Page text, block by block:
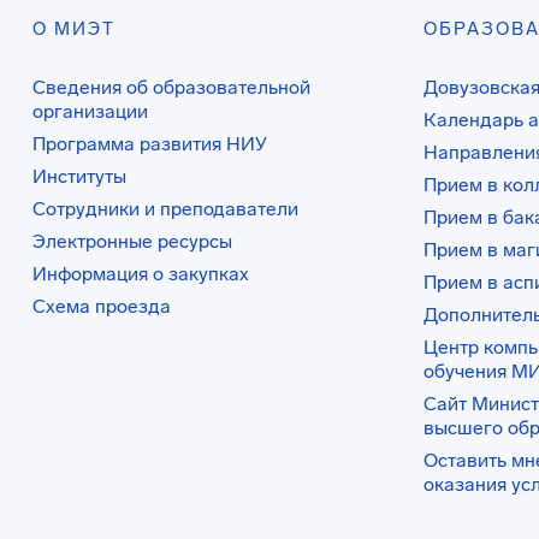
О МИЭТ
Сведения об образовательной
организации
Программа развития НИУ
Институты
Сотрудники и преподаватели
Электронные ресурсы
Информация о закупках
Схема проезда
Календарь
Прием в
Прием в
Прием в
Прием в
Центр
обучения
Сайт
высшего
Оставить
оказания